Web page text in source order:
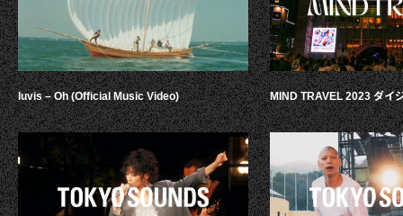
luvis – Oh (Official Music Video) MIND TRAVEL 2023 ダイ